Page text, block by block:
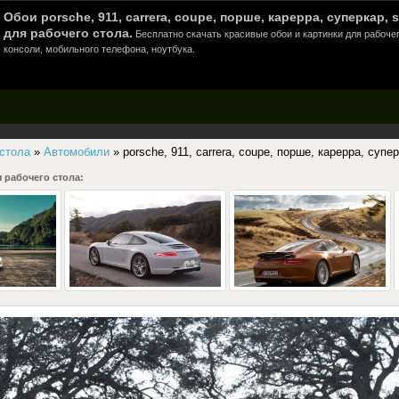
Обои porsche, 911, carrera, coupe, порше, карерра, суперкар,
для рабочего стола. Бесплатно скачать красивые обои и картинки для
консоли, мобильного телефона, ноутбука.
» Автомобили » porsche, 911, carrera, coupe, порше, карерра,
стола: